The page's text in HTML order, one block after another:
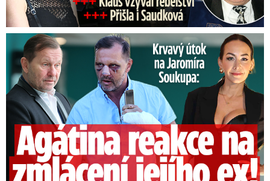
stupeň v pátek.
Jak bude v dalších dnech?
V neděli bude oblačno až zataženo, na Šumavu
a jihozápad Čech může přijít později až
polojasno,hlásípředpověď Českého
hydrometeorologického ústavu (ČHMÚ). Místy
bude s přeháňkami či soustavněji sněžit,
vydatnější to bude na severu a severovýchodě -
Útok na Jaromíra Soukupa: Reakce Agáty na zmlácení jejího ex